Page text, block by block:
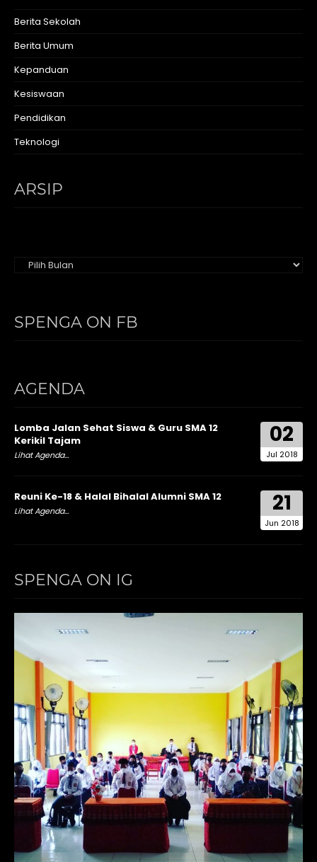
Berita Sekolah
Berita Umum
Kepanduan
Kesiswaan
Pendidikan
Teknologi
ARSIP
SPENGA ON FB
AGENDA
02
Jul 2018
Lomba Jalan Sehat Siswa & Guru SMA 12
Kerikil Tajam
Lihat Agenda...
21
Jun 2018
Reuni Ke-18 & Halal Bihalal Alumni SMA 12
Lihat Agenda...
SPENGA ON IG